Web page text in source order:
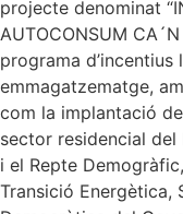
projecte denominat
AUTOCONSUM
programa d’incentius
emmagatzematge,
com la implantació
sector residencial
i el Repte
Transició Energètica,